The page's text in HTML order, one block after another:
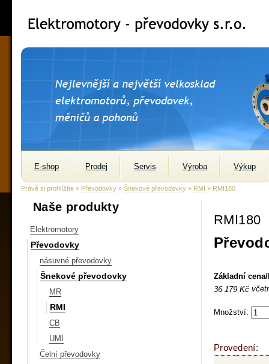
E-shop Prodej Servis Výroba Výkup
Právě si prohlížíte » Převodovky » Šnekové převodovky » RMI » RMI180
Naše produkty
Elektromotory
Převodovky
násuvné převodovky
Šnekové převodovky
MR
RMI
CB
UMI
Čelní převodovky
RMI180
Základní
36 179 Kč
Množství:
Provedení: